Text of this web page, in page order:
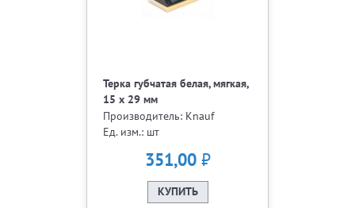
Терка губчатая белая, мягкая,
15 х 29 мм
Производитель: Knauf
Ед. изм.: шт
351,00₽
КУПИТЬ